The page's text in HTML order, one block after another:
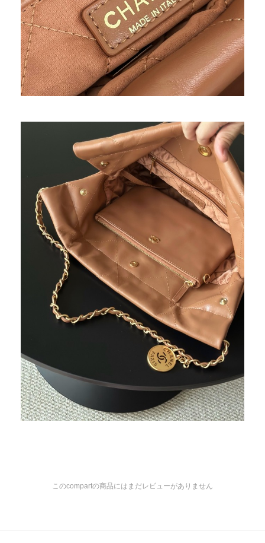
このcompartの商品にはまだレビューがありません